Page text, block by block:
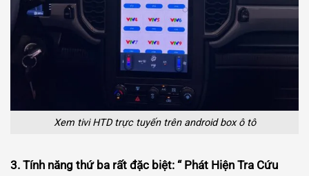
Xem tivi HTD trực tuyến trên android box ô tô
3. Tính năng thứ ba rất đặc biệt: “ Phát Hiện Tra Cứu